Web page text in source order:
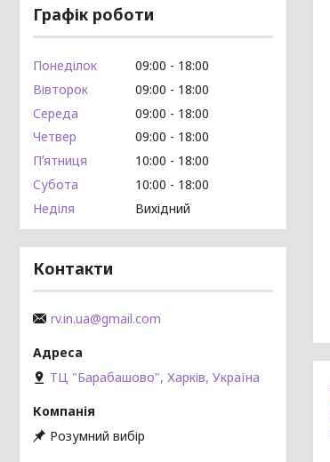
Графік роботи
Понеділок 09:00
18:00
Вівторок
09:00
18:00
Середа
09:00
18:00
Четвер
09:00
18:00
Пʼятниця
10:00
18:00
Субота
10:00
18:00
Неділя
Вихідний
Контакти
rv.in.ua@gmail.com
ТЦ "Барабашово", Харків, Україна
Розумний вибір